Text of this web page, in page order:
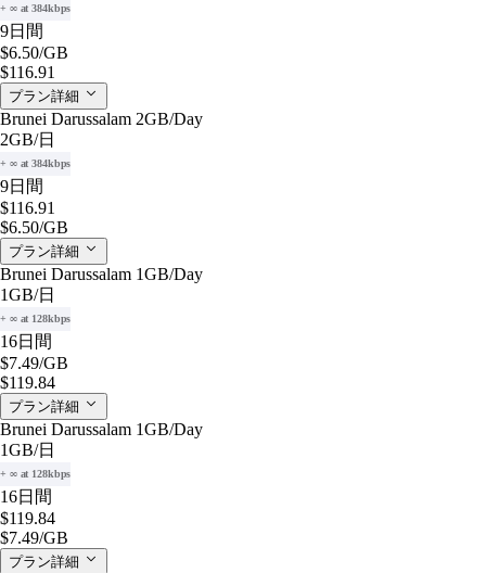
+ ∞ at 384kbps
9日間
$6.50/GB
$116.91
プラン詳細
Brunei Darussalam 2GB/Day
2GB/日
+ ∞ at 384kbps
9日間
$116.91
$6.50/GB
プラン詳細
Brunei Darussalam 1GB/Day
1GB/日
+ ∞ at 128kbps
16日間
$7.49/GB
$119.84
プラン詳細
Brunei Darussalam 1GB/Day
1GB/日
+ ∞ at 128kbps
16日間
$119.84
$7.49/GB
プラン詳細